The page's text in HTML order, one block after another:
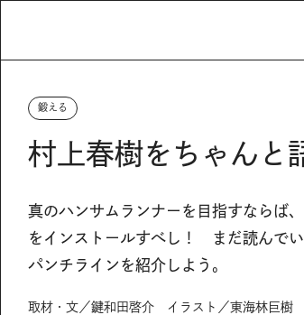
鍛える
村上春樹をちゃんと
真のハンサムランナーを目指すならば
をインストールすべし！ まだ読んで
パンチラインを紹介しよう。
取材・文／鍵和田啓介 イラスト／東海林巨樹